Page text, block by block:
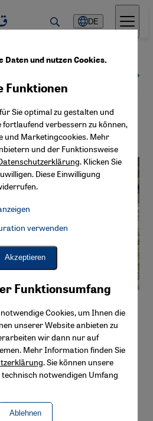
DE
Andy Budiman
in Indonesien
der größten muslimischen
galt in der Vergangenheit als
Doch jetzt werden
attackiert, wie Andy
und nutzen Cookies.
Funktionsumfang
Cookies, um Ihnen die
unserer Website anbieten zu
wir dann nur auf
Mehr Information finden Sie
. Sie können unsere
notwendigen Umfang
Ablehnen
Funktionen
Sie optimal zu gestalten und
verbessern zu können,
und Marketingcookies. Mehr
und der Funktionsweise
. Klicken Sie
Diese Einwilligung
Connect, Google Maps Embed,
Connect
verwenden
Akzeptieren